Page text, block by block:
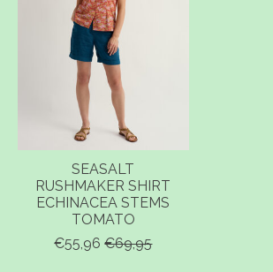
SEASALT
RUSHMAKER SHIRT
ECHINACEA STEMS
TOMATO
€55,96 €69,95